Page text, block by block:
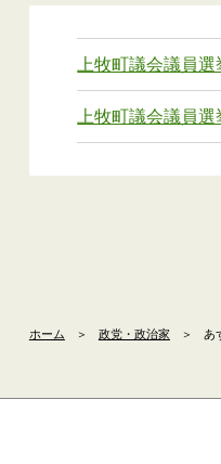
上牧町議会議員
上牧町議会議員
ホーム ＞ 政党・政治家 ＞ あ